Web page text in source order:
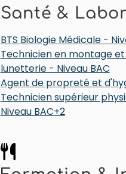
Santé &
BTS Biologie Médicale -
Technicien en montage
lunetterie - Niveau BAC
Agent de propreté et
Technicien supérieur
Niveau BAC+2